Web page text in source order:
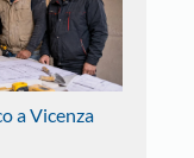
a Vicenza